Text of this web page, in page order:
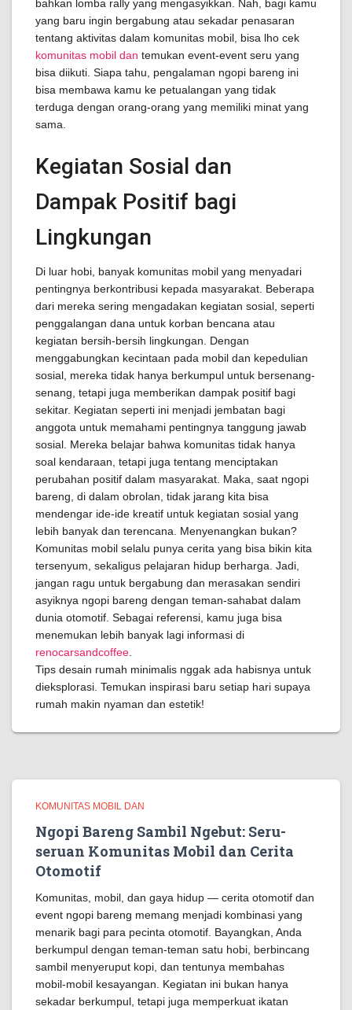
bahkan lomba rally yang mengasyikkan. Nah, bagi kamu
yang baru ingin bergabung atau sekadar penasaran
tentang aktivitas dalam komunitas mobil, bisa lho cek
komunitas mobil dan temukan event-event seru yang
bisa diikuti. Siapa tahu, pengalaman ngopi bareng ini
bisa membawa kamu ke petualangan yang tidak
terduga dengan orang-orang yang memiliki minat yang
sama.
Kegiatan Sosial dan
Dampak Positif bagi
Lingkungan
Di luar hobi, banyak komunitas mobil yang menyadari
pentingnya berkontribusi kepada masyarakat. Beberapa
dari mereka sering mengadakan kegiatan sosial, seperti
penggalangan dana untuk korban bencana atau
kegiatan bersih-bersih lingkungan. Dengan
menggabungkan kecintaan pada mobil dan kepedulian
sosial, mereka tidak hanya berkumpul untuk bersenang-
senang, tetapi juga memberikan dampak positif bagi
sekitar. Kegiatan seperti ini menjadi jembatan bagi
anggota untuk memahami pentingnya tanggung jawab
sosial. Mereka belajar bahwa komunitas tidak hanya
soal kendaraan, tetapi juga tentang menciptakan
perubahan positif dalam masyarakat. Maka, saat ngopi
bareng, di dalam obrolan, tidak jarang kita bisa
mendengar ide-ide kreatif untuk kegiatan sosial yang
lebih banyak dan terencana. Menyenangkan bukan?
Komunitas mobil selalu punya cerita yang bisa bikin kita
tersenyum, sekaligus pelajaran hidup berharga. Jadi,
jangan ragu untuk bergabung dan merasakan sendiri
asyiknya ngopi bareng dengan teman-sahabat dalam
dunia otomotif. Sebagai referensi, kamu juga bisa
menemukan lebih banyak lagi informasi di
renocarsandcoffee
Tips desain rumah minimalis nggak ada habisnya untuk
dieksplorasi. Temukan inspirasi baru setiap hari supaya
rumah makin nyaman dan estetik!
KOMUNITAS MOBIL DAN
Ngopi Bareng Sambil Ngebut: Seru-
seruan Komunitas Mobil dan Cerita
Otomotif
Komunitas, mobil, dan gaya hidup — cerita otomotif dan
event ngopi bareng memang menjadi kombinasi yang
menarik bagi para pecinta otomotif. Bayangkan, Anda
berkumpul dengan teman-teman satu hobi, berbincang
sambil menyeruput kopi, dan tentunya membahas
mobil-mobil kesayangan. Kegiatan ini bukan hanya
sekadar berkumpul, tetapi juga memperkuat ikatan